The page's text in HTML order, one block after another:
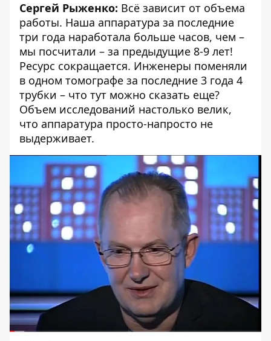
Сергей Рыженко: Всё зависит от объема
работы. Наша аппаратура за последние
три года наработала больше часов, чем –
мы посчитали – за предыдущие 8-9 лет!
Ресурс сокращается. Инженеры поменяли
в одном томографе за последние 3 года 4
трубки – что тут можно сказать еще?
Объем исследований настолько велик,
что аппаратура просто-напросто не
выдерживает.